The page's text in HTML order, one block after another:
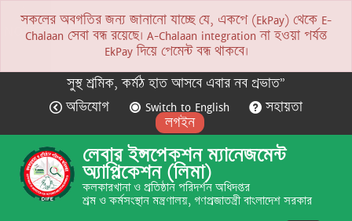
NOTICE
সকলের অবগতির জন্য জানানো যাচ্ছে যে, একপে (EkPay) থেকে E-
Chalaan সেবা বন্ধ রয়েছে। A-Chalaan integration না হওয়া পর্যন্ত
EkPay দিয়ে পেমেন্ট বন্ধ থাকবে।
সুস্থ শ্রমিক, কর্মঠ হাত আসবে এবার নব প্রভাত”
অভিযোগ
Switch to English
সহায়তা
লগইন
লেবার ইন্সপেকশন ম্যানেজমেন্ট
অ্যাপ্লিকেশন (লিমা)
কলকারখানা ও প্রতিষ্ঠান পরিদর্শন অধিদপ্তর
শ্রম ও কর্মসংস্থান মন্ত্রণালয়, গণপ্রজাতন্ত্রী বাংলাদেশ সরকার